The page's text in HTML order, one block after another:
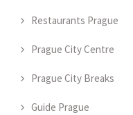
Restaurants Prague
Prague City Centre
Prague City Breaks
Guide Prague